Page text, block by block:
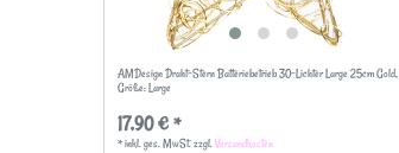
AMDesign Draht-Stern Batteriebetrieb 30-Lichter Large 25cm Gold,
Größe: Large
17,90 € *
*inkl. ges. MwSt.zzgl.Versandkosten